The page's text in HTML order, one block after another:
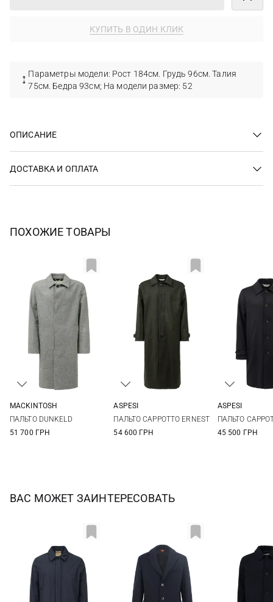
КУПИТЬ В ОДИН КЛИК
Параметры модели: Рост 184см. Грудь 96см. Талия
75см. Бедра 93см; На модели размер: 52
ОПИСАНИЕ
ДОСТАВКА И ОПЛАТА
ПОХОЖИЕ ТОВАРЫ
MACKINTOSH
ПАЛЬТО DUNKELD
51 700 ГРН
ASPESI
ПАЛЬТО CAPPOTTO ERNEST
54 600 ГРН
ASPESI
ПАЛЬТО
45 500 ГРН
ВАС МОЖЕТ ЗАИНТЕРЕСОВАТЬ